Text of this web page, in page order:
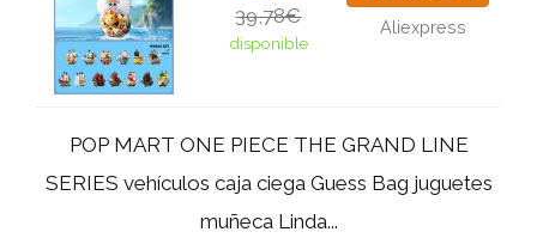
39,78€
disponible
Aliexpress
POP MART ONE PIECE THE GRAND LINE
SERIES vehículos caja ciega Guess Bag juguetes
muñeca Linda...